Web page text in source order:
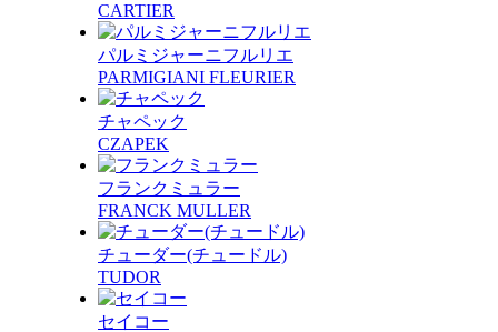
CARTIER
パルミジャーニフルリエ
PARMIGIANI FLEURIER
チャペック
CZAPEK
フランクミュラー
FRANCK MULLER
チューダー(チュードル)
TUDOR
セイコー